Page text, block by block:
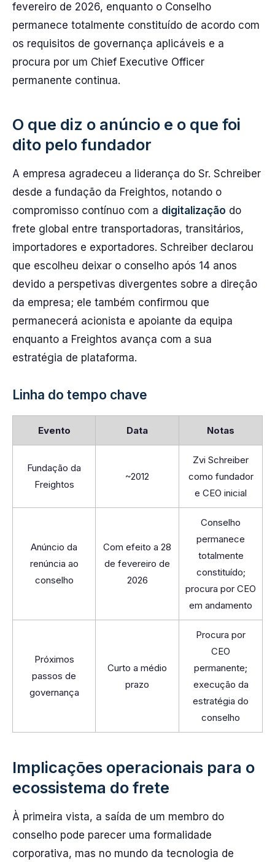
fevereiro de 2026, enquanto o Conselho
permanece totalmente constituído de acordo com
os requisitos de governança aplicáveis e a
procura por um Chief Executive Officer
permanente continua.
O que diz o anúncio e o que foi
dito pelo fundador
A empresa agradeceu a liderança do Sr. Schreiber
desde a fundação da Freightos, notando o
compromisso contínuo com a digitalização do
frete global entre transportadoras, transitários,
importadores e exportadores. Schreiber declarou
que escolheu deixar o conselho após 14 anos
devido a perspetivas divergentes sobre a direção
da empresa; ele também confirmou que
permanecerá acionista e apoiante da equipa
enquanto a Freightos avança com a sua
estratégia de plataforma.
Linha do tempo chave
Evento Data Notas
Fundação da
Freightos
~2012
Zvi Schreiber
como fundador
e CEO inicial
Anúncio da
renúncia ao
conselho
Com efeito a 28
de fevereiro de
2026
Conselho
permanece
totalmente
constituído;
procura por CEO
em andamento
Próximos
passos de
governança
Curto a médio
prazo
Procura por
CEO
permanente;
execução da
estratégia do
conselho
Implicações operacionais para o
ecossistema do frete
À primeira vista, a saída de um membro do
conselho pode parecer uma formalidade
corporativa, mas no mundo da tecnologia de